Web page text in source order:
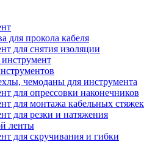
для прокола кабеля
для снятия изоляции
чемоданы для инструмента
для опрессовки наконечников
для монтажа кабельных стяжек
для резки и натяжения
ленты
для скручивания и гибки